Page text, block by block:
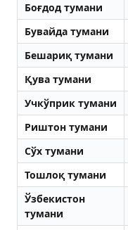
Боғдод тумани
Бувайда тумани
Бешариқ тумани
Қува тумани
Учкўприк тумани
Риштон тумани
Сўх тумани
Тошлоқ тумани
Ўзбекистон
тумани